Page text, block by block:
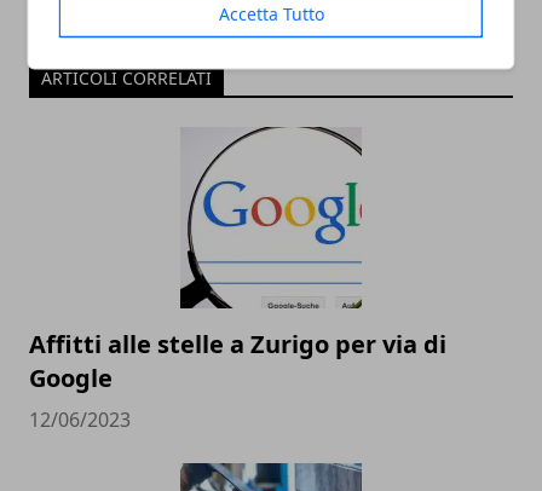
Accetta Tutto
ARTICOLI CORRELATI
Affitti alle stelle a Zurigo per via di
Google
12/06/2023